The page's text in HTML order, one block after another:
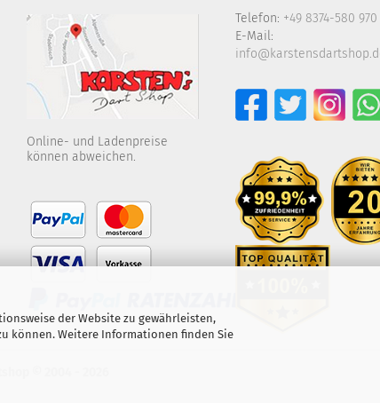
der Website zu gewährleisten,
können. Weitere Informationen finden Sie
Online- und Ladenpreise
können abweichen.
Telefon: +49 8374-580 970
E-Mail: